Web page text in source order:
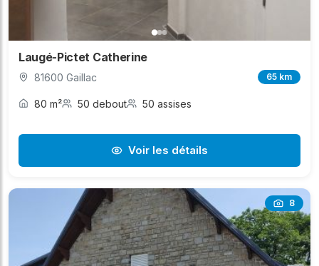
Laugé-Pictet Catherine
81600 Gaillac 65 km
80 m² 50 debout 50 assises
Voir les détails
8